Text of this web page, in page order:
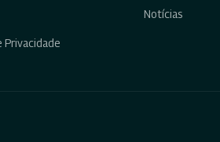
Privacidade
Notícias